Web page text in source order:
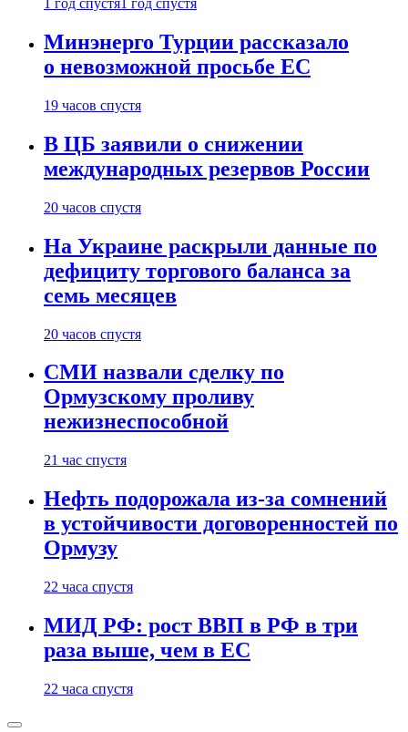
1 год спустя 1 год спустя
Минэнерго Турции рассказало
о невозможной просьбе ЕС
19 часов спустя
В ЦБ заявили о снижении
международных резервов России
20 часов спустя
На Украине раскрыли данные по
дефициту торгового баланса за
семь месяцев
20 часов спустя
СМИ назвали сделку по
Ормузскому проливу
нежизнеспособной
21 час спустя
Нефть подорожала из-за сомнений
в устойчивости договоренностей по
Ормузу
22 часа спустя
МИД РФ: рост ВВП в РФ в три
раза выше, чем в ЕС
22 часа спустя